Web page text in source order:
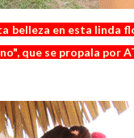
belleza en esta linda
que se propala por